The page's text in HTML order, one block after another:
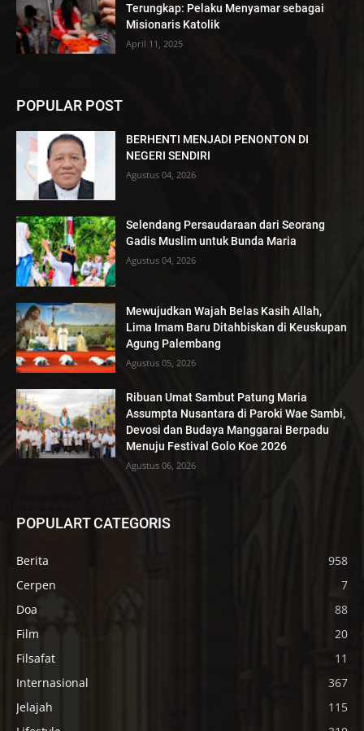
Terungkap: Pelaku Menyamar sebagai
Misionaris Katolik
April 11, 2025
POPULAR POST
BERHENTI MENJADI PENONTON DI
NEGERI SENDIRI
Agustus 04, 2026
Selendang Persaudaraan dari Seorang
Gadis Muslim untuk Bunda Maria
Agustus 04, 2026
Mewujudkan Wajah Belas Kasih Allah,
Lima Imam Baru Ditahbiskan di Keuskupan
Agung Palembang
Agustus 05, 2026
Ribuan Umat Sambut Patung Maria
Assumpta Nusantara di Paroki Wae Sambi,
Devosi dan Budaya Manggarai Berpadu
Menuju Festival Golo Koe 2026
Agustus 06, 2026
POPULART CATEGORIS
Berita
958
Cerpen
7
Doa
88
Film
20
Filsafat
11
Internasional
367
Jelajah
115